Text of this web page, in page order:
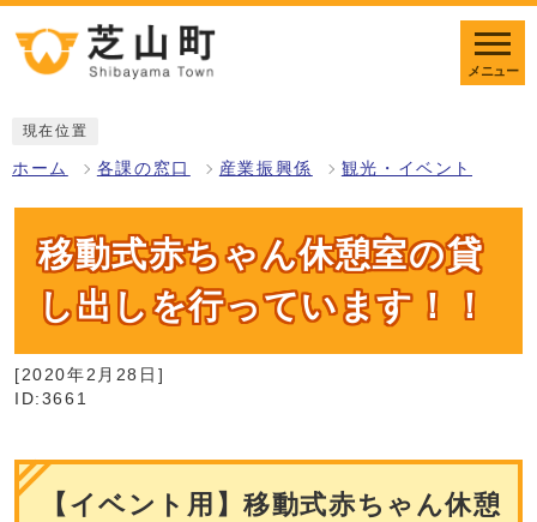
メニュー
現在位置
ホーム 各課の窓口 産業振興係 観光・イベント
移動式赤ちゃん休憩室の貸
し出しを行っています！！
[2020年2月28日]
ID:3661
【イベント用】移動式赤ちゃん休憩